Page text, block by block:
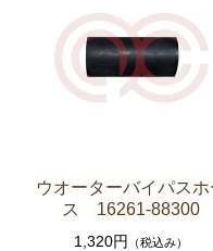
セリカXX GA61 MA61
エンジンパーツ
エンジンパーツ M-
エンジンパーツ（マ
ブレーキパーツ（マ
ウオーターバイパスホ
ス 16261-88300
1,320円 （税込み）